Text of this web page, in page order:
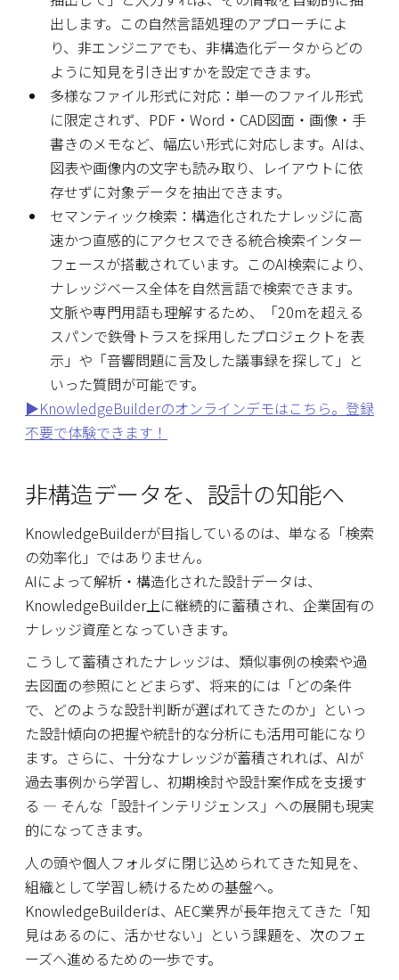
出します。この自然言語処理のアプローチによ
り、非エンジニアでも、非構造化データからどの
ように知見を引き出すかを設定できます。
多様なファイル形式に対応：単一のファイル形式
に限定されず、PDF・Word・CAD図面・画像・手
書きのメモなど、幅広い形式に対応します。AIは、
図表や画像内の文字も読み取り、レイアウトに依
存せずに対象データを抽出できます。
セマンティック検索：構造化されたナレッジに高
速かつ直感的にアクセスできる統合検索インター
フェースが搭載されています。このAI検索により、
ナレッジベース全体を自然言語で検索できます。
文脈や専門用語も理解するため、「20mを超える
スパンで鉄骨トラスを採用したプロジェクトを表
示」や「音響問題に言及した議事録を探して」と
いった質問が可能です。
▶︎KnowledgeBuilderのオンラインデモはこちら。登録
不要で体験できます！
非構造データを、設計の知能へ
KnowledgeBuilderが目指しているのは、単なる「検索
の効率化」ではありません。
AIによって解析・構造化された設計データは、
KnowledgeBuilder上に継続的に蓄積され、企業固有の
ナレッジ資産となっていきます。
こうして蓄積されたナレッジは、類似事例の検索や過
去図面の参照にとどまらず、将来的には「どの条件
で、どのような設計判断が選ばれてきたのか」といっ
た設計傾向の把握や統計的な分析にも活用可能になり
ます。さらに、十分なナレッジが蓄積されれば、AIが
過去事例から学習し、初期検討や設計案作成を支援す
る ― そんな「設計インテリジェンス」への展開も現実
的になってきます。
人の頭や個人フォルダに閉じ込められてきた知見を、
組織として学習し続けるための基盤へ。
KnowledgeBuilderは、AEC業界が長年抱えてきた「知
見はあるのに、活かせない」という課題を、次のフェ
ーズへ進めるための一歩です。